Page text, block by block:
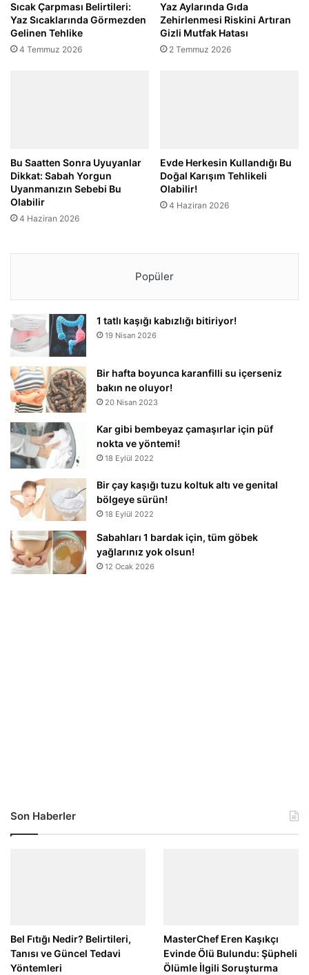
Sıcak Çarpması Belirtileri:
Yaz Sıcaklarında Görmezden
Gelinen Tehlike
4 Temmuz 2026
Yaz Aylarında Gıda
Zehirlenmesi Riskini Artıran
Gizli Mutfak Hatası
2 Temmuz 2026
Bu Saatten Sonra Uyuyanlar
Dikkat: Sabah Yorgun
Uyanmanızın Sebebi Bu
Olabilir
4 Haziran 2026
Evde Herkesin Kullandığı Bu
Doğal Karışım Tehlikeli
Olabilir!
4 Haziran 2026
Popüler
1 tatlı kaşığı kabızlığı bitiriyor!
19 Nisan 2026
Bir hafta boyunca karanfilli su içerseniz
bakın ne oluyor!
20 Nisan 2023
Kar gibi bembeyaz çamaşırlar için püf
nokta ve yöntemi!
18 Eylül 2022
Bir çay kaşığı tuzu koltuk altı ve genital
bölgeye sürün!
18 Eylül 2022
Sabahları 1 bardak için, tüm göbek
yağlarınız yok olsun!
12 Ocak 2026
Son Haberler
Bel Fıtığı Nedir? Belirtileri,
Tanısı ve Güncel Tedavi
Yöntemleri
MasterChef Eren Kaşıkçı
Evinde Ölü Bulundu: Şüpheli
Ölümle İlgili Soruşturma